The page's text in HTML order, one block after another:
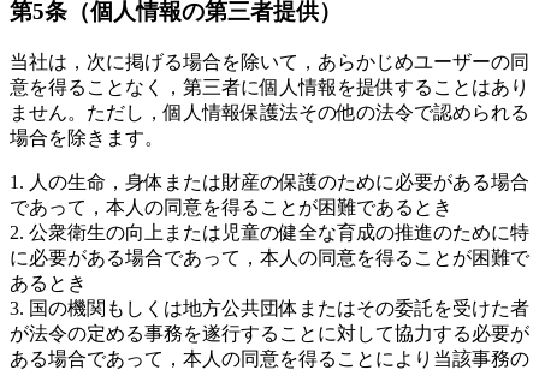
第5条（個人情報の第三者提供）
当社は，次に掲げる場合を除いて，あらかじめユーザーの同
意を得ることなく，第三者に個人情報を提供することはあり
ません。ただし，個人情報保護法その他の法令で認められる
場合を除きます。
1. 人の生命，身体または財産の保護のために必要がある場合
であって，本人の同意を得ることが困難であるとき
2. 公衆衛生の向上または児童の健全な育成の推進のために特
に必要がある場合であって，本人の同意を得ることが困難で
あるとき
3. 国の機関もしくは地方公共団体またはその委託を受けた者
が法令の定める事務を遂行することに対して協力する必要が
ある場合であって，本人の同意を得ることにより当該事務の